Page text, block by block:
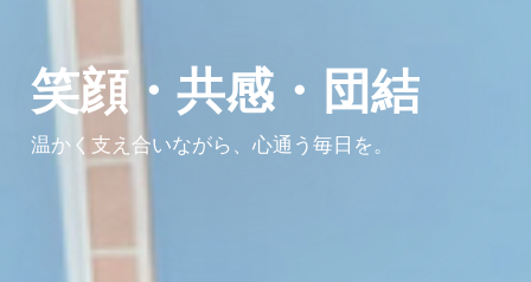
笑顔・共感・団結
温かく支え合いながら、心通う毎日を。